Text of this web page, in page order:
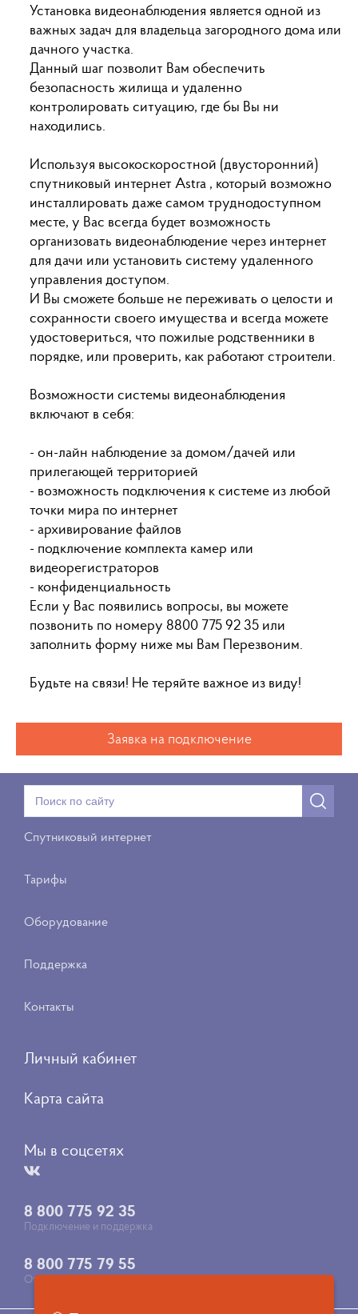
Установка видеонаблюдения является одной из
важных задач для владельца загородного дома или
дачного участка.
Данный шаг позволит Вам обеспечить
безопасность жилища и удаленно
контролировать ситуацию, где бы Вы ни
находились.
Используя высокоскоростной (двусторонний)
спутниковый интернет Astra , который возможно
инсталлировать даже самом труднодоступном
месте, у Вас всегда будет возможность
организовать видеонаблюдение через интернет
для дачи или установить систему удаленного
управления доступом.
И Вы сможете больше не переживать о целости и
сохранности своего имущества и всегда можете
удостовериться, что пожилые родственники в
порядке, или проверить, как работают строители.
Возможности системы видеонаблюдения
включают в себя:
- он-лайн наблюдение за домом/дачей или
прилегающей территорией
- возможность подключения к системе из любой
точки мира по интернет
- архивирование файлов
- подключение комплекта камер или
видеорегистраторов
- конфиденциальность
Если у Вас появились вопросы, вы можете
позвонить по номеру 8800 775 92 35 или
заполнить форму ниже мы Вам Перезвоним.
Будьте на связи! Не теряйте важное из виду!
Заявка на подключение
Спутниковый интернет
Тарифы
Оборудование
Поддержка
Контакты
Личный кабинет
Карта сайта
Мы в соцсетях
8 800 775 92 35
Подключение и поддержка
8 800 775 79 55
Отдел продаж